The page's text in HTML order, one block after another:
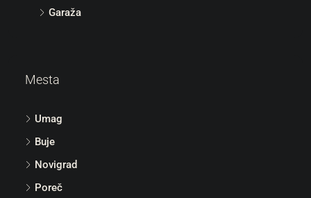
Garaža
Mesta
Umag
Buje
Novigrad
Poreč